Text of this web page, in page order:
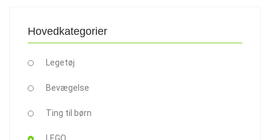
Hovedkategorier
Legetøj
Bevægelse
Ting til børn